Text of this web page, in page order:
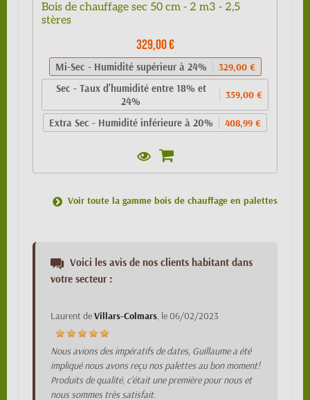
Bois de chauffage sec 50 cm - 2 m3 - 2,5
stères
329,00 €
Mi-Sec - Humidité supérieur à 24% 329,00 €
Sec - Taux d'humidité entre 18% et
24%
359,00 €
Extra Sec - Humidité inférieure à 20% 408,99 €
Voir toute la gamme bois de chauffage en palettes
Voici les avis de nos clients habitant dans
votre secteur :
Laurent deVillars-Colmars, le06/02/2023
Nous avions des impératifs de dates, Guillaume a été
impliqué nous avons reçu nos palettes au bon moment!
Produits de qualité, c’était une première pour nous et
nous sommes très satisfait.